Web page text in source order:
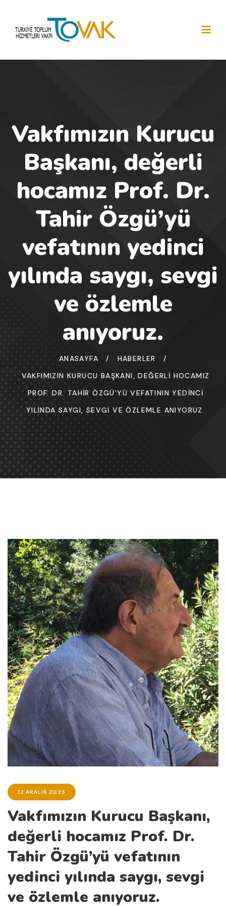
Vakfımızın Kurucu
Başkanı, değerli
hocamız Prof. Dr.
Tahir Özgü’yü
vefatının yedinci
yılında saygı, sevgi
ve özlemle
anıyoruz.
ANASAYFA / HABERLER
/
VAKFIMIZIN KURUCU BAŞKANI, DEĞERLI HOCAMIZ
PROF. DR. TAHIR ÖZGÜ’YÜ VEFATININ YEDINCI
YILINDA SAYGI, SEVGI VE ÖZLEMLE ANIYORUZ.
12 ARALIK 2025
Vakfımızın Kurucu Başkanı,
değerli hocamız Prof. Dr.
Tahir Özgü’yü vefatının
yedinci yılında saygı, sevgi
ve özlemle anıyoruz.